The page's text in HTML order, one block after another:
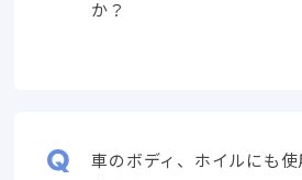
か？
車のボディ、ホイルにも使